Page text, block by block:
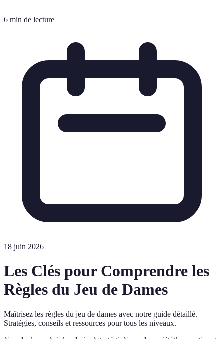
6 min de lecture
18 juin 2026
Les Clés pour Comprendre les
Règles du Jeu de Dames
Maîtrisez les règles du jeu de dames avec notre guide détaillé.
Stratégies, conseils et ressources pour tous les niveaux.